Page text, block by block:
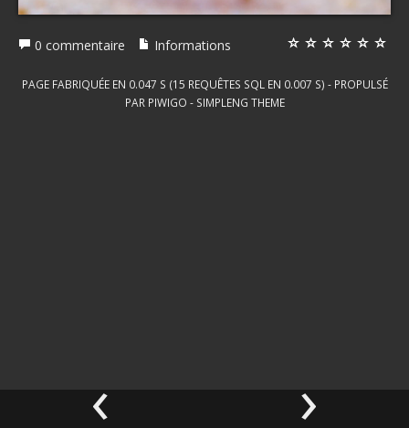
‹ ›
0 commentaire Informations
PAGE FABRIQUÉE EN 0.047 S (15 REQUÊTES SQL EN 0.007 S) - PROPULSÉ
PAR PIWIGO - SIMPLENG THEME